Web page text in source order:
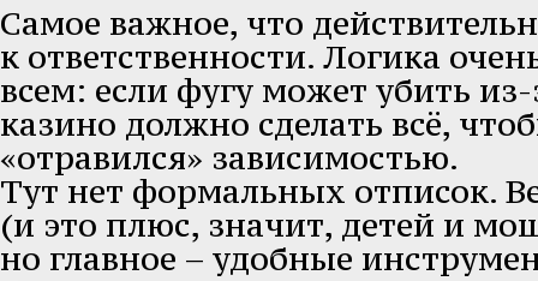
Самое важное, что
к ответственности. Логика
всем: если фугу может убить
казино должно сделать всё,
«отравился» зависимостью.
Тут нет формальных отписок.
(и это плюс, значит, детей и
но главное – удобные